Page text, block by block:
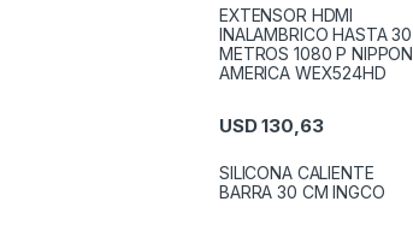
EXTENSOR HDMI
INALAMBRICO HASTA 30
METROS 1080 P NIPPON
AMERICA WEX524HD
USD130,63
SILICONA CALIENTE
BARRA 30 CM INGCO